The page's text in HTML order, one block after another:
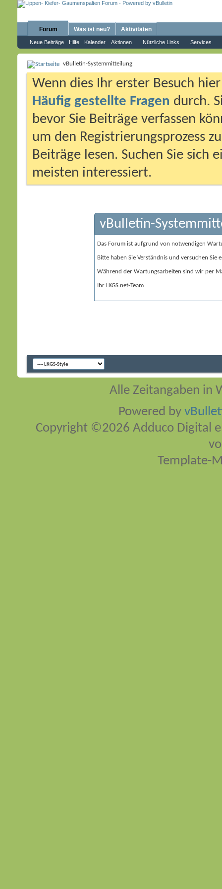
Forum
Neue Beiträge Hilfe Kalender Aktionen Nützliche Links Services
Was ist neu? Aktivitäten
vBulletin-Systemmitteilung
Wenn dies Ihr erster Besuch
Häufig gestellte Fragen durch.
bevor Sie Beiträge verfassen
um den Registrierungsprozess
Beiträge lesen. Suchen Sie sich
meisten interessiert.
vBulletin-
Das Forum ist aufgrund von notwendigen
Bitte haben Sie Verständnis und versuchen Sie
Während der Wartungsarbeiten sind wir per
Ihr LKGS.net-Team
Alle Zeitangaben in
Powered by
Copyright ©2026 Adduco Digital
Template-